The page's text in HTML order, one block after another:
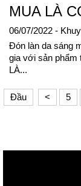
MUA LÀ
06/07/2022 -
Đón làn da sáng
gia với sản phẩm
LÀ...
Đầu < 5